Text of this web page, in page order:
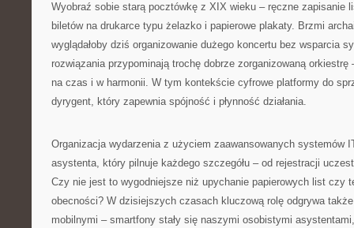
Wyobraź sobie starą pocztówkę z XIX wieku – ręczne zapisanie
biletów na drukarce typu żelazko i papierowe plakaty. Brzmi
wyglądałoby dziś organizowanie dużego koncertu bez wsparcia
rozwiązania przypominają trochę dobrze zorganizowaną
na czas i w harmonii. W tym kontekście cyfrowe platformy do
dyrygent, który zapewnia spójność i płynność działania.
Organizacja wydarzenia z użyciem zaawansowanych systemów
asystenta, który pilnuje każdego szczegółu – od rejestracji
Czy nie jest to wygodniejsze niż upychanie papierowych list czy
obecności? W dzisiejszych czasach kluczową rolę odgrywa
mobilnymi – smartfony stały się naszymi osobistymi